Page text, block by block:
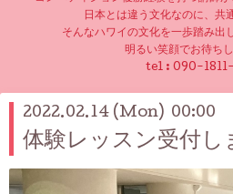
日本とは違う文化なのに、共
そんなハワイの文化を一歩踏み出
明るい笑顔でお待ち
tel : 090-
2022.02.14 (Mon) 00:00
体験レッスン受付し